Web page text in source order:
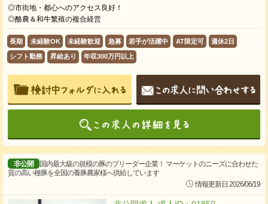
◎市街地・都心へのアクセス良好！
◎酪農＆和牛繁殖の複合経営
長期 未経験OK 未経験歓迎 急募 若手が活躍中 AT限定可 週休2日
シフト勤務 昇給あり 年収300万円以上
非公開
国内最大級の規模の豚のブリーダー企業！ マーケットのニーズに合わせた
質の高い種豚を全国の養豚農家様へ供給しています
情報更新日 2026/06/19